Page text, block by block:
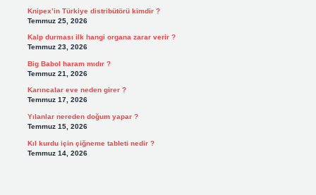
Knipex’in Türkiye distribütörü kimdir ?
Temmuz 25, 2026
Kalp durması ilk hangi organa zarar verir ?
Temmuz 23, 2026
Big Babol haram mıdır ?
Temmuz 21, 2026
Karıncalar eve neden girer ?
Temmuz 17, 2026
Yılanlar nereden doğum yapar ?
Temmuz 15, 2026
Kıl kurdu için çiğneme tableti nedir ?
Temmuz 14, 2026